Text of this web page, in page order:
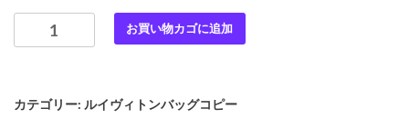
高
イ
お買い物カゴに追加
カテゴリー: ルイヴィトンバッグコピー